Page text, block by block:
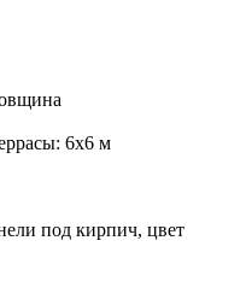
6х6 м
под кирпич, цвет